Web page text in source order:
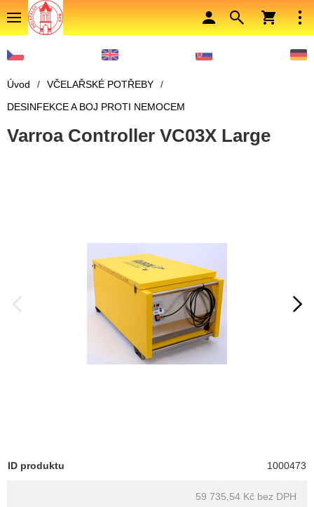
Úvod / VČELAŘSKÉ POTŘEBY
/
DESINFEKCE A BOJ PROTI NEMOCEM
Varroa Controller VC03X Large
ID produktu 1000473
59 735,54 Kč bez DPH